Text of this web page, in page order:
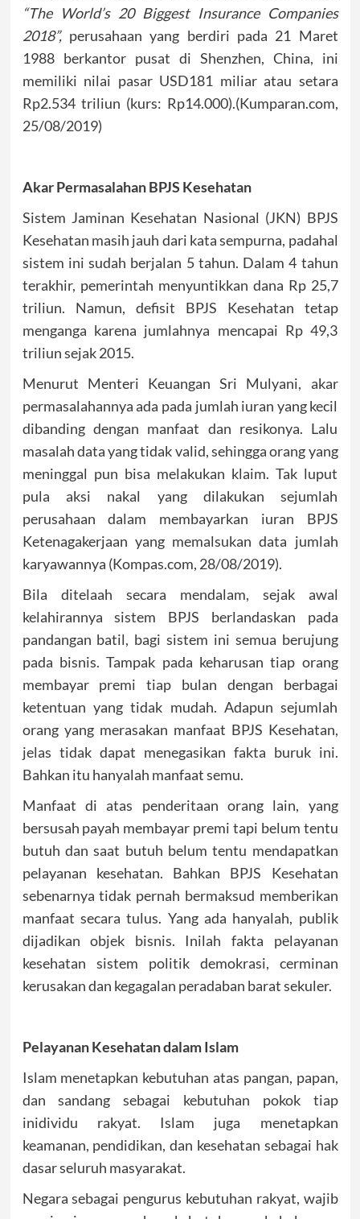
“The World’s 20 Biggest Insurance Companies
2018”,perusahaan yang berdiri pada 21 Maret
1988 berkantor pusat di Shenzhen, China, ini
memiliki nilai pasar USD181 miliar atau setara
Rp2.534 triliun (kurs: Rp14.000).(Kumparan.com,
25/08/2019)
Akar Permasalahan BPJS Kesehatan
Sistem Jaminan Kesehatan Nasional (JKN) BPJS
Kesehatan masih jauh dari kata sempurna, padahal
sistem ini sudah berjalan 5 tahun. Dalam 4 tahun
terakhir, pemerintah menyuntikkan dana Rp 25,7
triliun. Namun, defisit BPJS Kesehatan tetap
menganga karena jumlahnya mencapai Rp 49,3
triliun sejak 2015.
Menurut Menteri Keuangan Sri Mulyani, akar
permasalahannya ada pada jumlah iuran yang kecil
dibanding dengan manfaat dan resikonya. Lalu
masalah data yang tidak valid, sehingga orang yang
meninggal pun bisa melakukan klaim. Tak luput
pula aksi nakal yang dilakukan sejumlah
perusahaan dalam membayarkan iuran BPJS
Ketenagakerjaan yang memalsukan data jumlah
karyawannya (Kompas.com, 28/08/2019).
Bila ditelaah secara mendalam, sejak awal
kelahirannya sistem BPJS berlandaskan pada
pandangan batil, bagi sistem ini semua berujung
pada bisnis. Tampak pada keharusan tiap orang
membayar premi tiap bulan dengan berbagai
ketentuan yang tidak mudah. Adapun sejumlah
orang yang merasakan manfaat BPJS Kesehatan,
jelas tidak dapat menegasikan fakta buruk ini.
Bahkan itu hanyalah manfaat semu.
Manfaat di atas penderitaan orang lain, yang
bersusah payah membayar premi tapi belum tentu
butuh dan saat butuh belum tentu mendapatkan
pelayanan kesehatan. Bahkan BPJS Kesehatan
sebenarnya tidak pernah bermaksud memberikan
manfaat secara tulus. Yang ada hanyalah, publik
dijadikan objek bisnis. Inilah fakta pelayanan
kesehatan sistem politik demokrasi, cerminan
kerusakan dan kegagalan peradaban barat sekuler.
Pelayanan Kesehatan dalam Islam
Islam menetapkan kebutuhan atas pangan, papan,
dan sandang sebagai kebutuhan pokok tiap
inidividu rakyat. Islam juga menetapkan
keamanan, pendidikan, dan kesehatan sebagai hak
dasar seluruh masyarakat.
Negara sebagai pengurus kebutuhan rakyat, wajib